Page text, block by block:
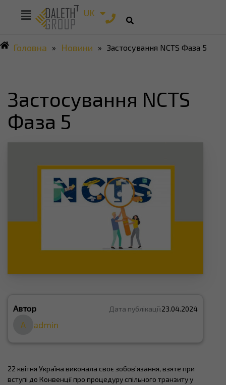
UK
EN
Головна » Новини » Застосування NCTS Фаза 5
Застосування NCTS
Фаза 5
Автор Дата публікації:23.04.2024
A admin
22 квітня Україна виконала своє зобов’язання, взяте при
вступі до Конвенції про процедуру спільного транзиту у